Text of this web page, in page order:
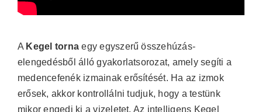
A Kegel torna egy egyszerű összehúzás-
elengedésből álló gyakorlatsorozat, amely segíti a
medencefenék izmainak erősítését. Ha az izmok
erősek, akkor kontrollálni tudjuk, hogy a testünk
mikor engedi ki a vizeletet. Az intelligens Kegel